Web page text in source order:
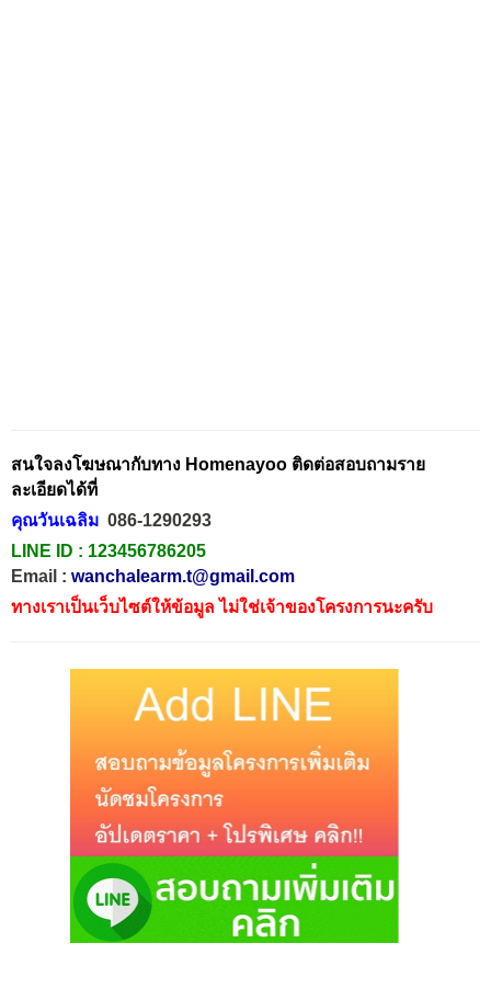
สนใจลงโฆษณากับทาง Homenayoo ติดต่อสอบถามราย
ละเอียดได้ที่
คุณวันเฉลิม 086-1290293
LINE ID : 123456786205
Email : wanchalearm.t@gmail.com
ทางเราเป็นเว็บไซต์ให้ข้อมูล ไม่ใช่เจ้าของโครงการนะครับ